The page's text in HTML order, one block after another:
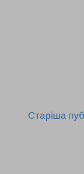
Старіша